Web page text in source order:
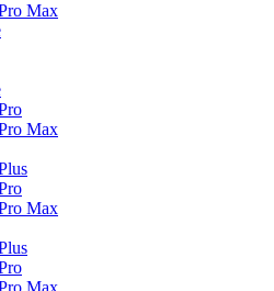
Max
Max
Max
Max